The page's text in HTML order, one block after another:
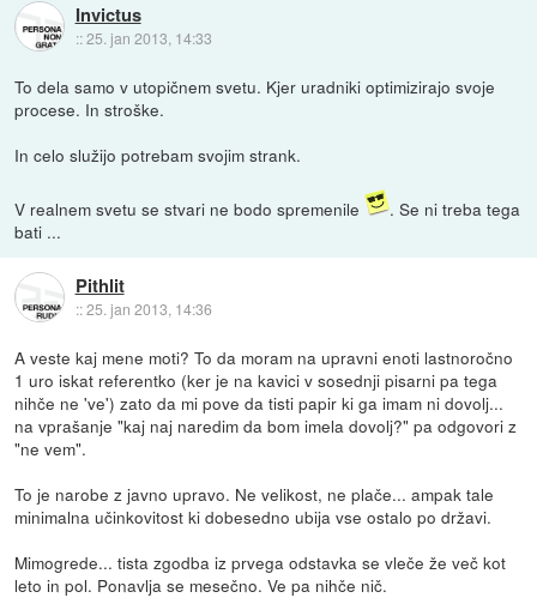
Invictus
::25. jan 2013, 14:33
To dela samo v utopičnem svetu. Kjer uradniki optimizirajo svoje
procese. In stroške.
In celo služijo potrebam svojim strank.
V realnem svetu se stvari ne bodo spremenile
. Se ni treba tega
bati ...
Pithlit
::25. jan 2013, 14:36
A veste kaj mene moti? To da moram na upravni enoti lastnoročno
1 uro iskat referentko (ker je na kavici v sosednji pisarni pa tega
nihče ne 've') zato da mi pove da tisti papir ki ga imam ni dovolj...
na vprašanje "kaj naj naredim da bom imela dovolj?" pa odgovori z
"ne vem".
To je narobe z javno upravo. Ne velikost, ne plače... ampak tale
minimalna učinkovitost ki dobesedno ubija vse ostalo po državi.
Mimogrede... tista zgodba iz prvega odstavka se vleče že več kot
leto in pol. Ponavlja se mesečno. Ve pa nihče nič.